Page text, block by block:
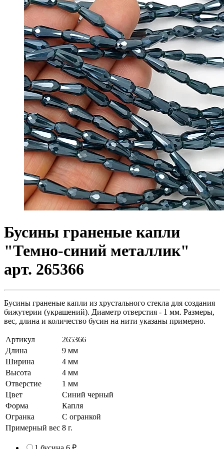
Бусины граненые капли
"Темно-синий металлик"
арт. 265366
Бусины граненые капли из хрустального стекла для создания
бижутерии (украшений). Диаметр отверстия - 1 мм. Размеры,
вес, длина и количество бусин на нити указаны примерно.
Артикул
265366
Длина
9 мм
Ширина
4 мм
Высота
4 мм
Отверстие
1 мм
Цвет
Синий черный
Форма
Капля
Огранка
С огранкой
Примерный вес 8 г.